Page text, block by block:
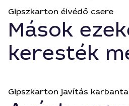
Gipszkarton élvédő csere
Mások
keresték
Gipszkarton javítás